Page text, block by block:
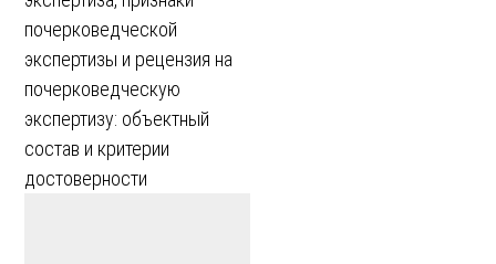
почерковедческой
экспертизы и рецензия на
почерковедческую
экспертизу: объектный
состав и критерии
достоверности